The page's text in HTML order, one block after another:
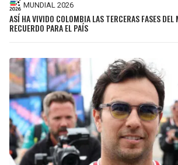
MUNDIAL 2026
ASÍ HA VIVIDO COLOMBIA LAS TERCERAS FASES
RECUERDO PARA EL PAÍS